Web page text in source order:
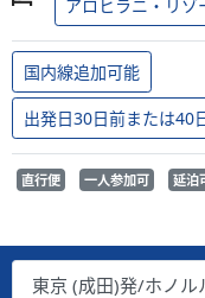
アロヒラニ・リゾ
国内線追加可能
出発日30日前または40
直行便 一人参加可 延泊
東京 (成田)発/ホノル